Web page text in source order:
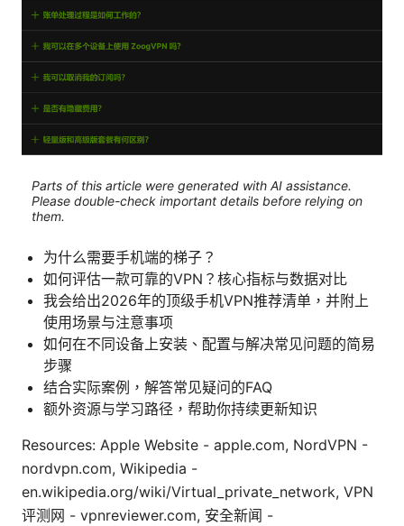
Parts of this article were generated with AI assistance.
Please double-check important details before relying on
them.
为什么需要手机端的梯子？
如何评估一款可靠的VPN？核心指标与数据对比
我会给出2026年的顶级手机VPN推荐清单，并附上
使用场景与注意事项
如何在不同设备上安装、配置与解决常见问题的简易
步骤
结合实际案例，解答常见疑问的FAQ
额外资源与学习路径，帮助你持续更新知识
Resources: Apple Website - apple.com, NordVPN -
nordvpn.com, Wikipedia -
en.wikipedia.org/wiki/Virtual_private_network, VPN
评测网 - vpnreviewer.com, 安全新闻 -